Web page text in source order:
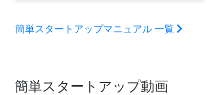
簡単スタートアップマニュアル 一覧
簡単スタートアップ動画